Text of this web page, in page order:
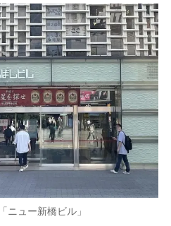
ニュー新橋ビル」